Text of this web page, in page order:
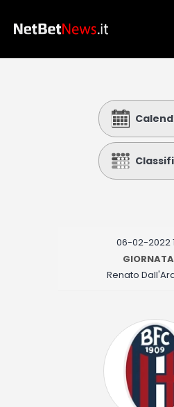
Calcio
Basket
Fantacalcio
I consigli di Giulia
06-02-2022
Renato